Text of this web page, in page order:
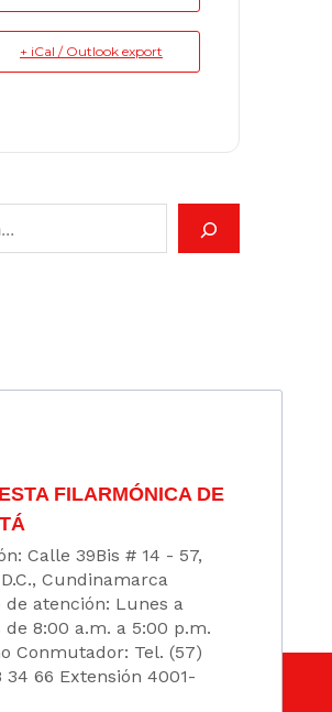
+ iCal / Outlook export
FILARMÓNICA DE
Calle 39Bis # 14 - 57,
Cundinamarca
de atención: Lunes a
de 8:00 a.m. a 5:00 p.m.
Conmutador: Tel. (57)
34 66 Extensión 4001-